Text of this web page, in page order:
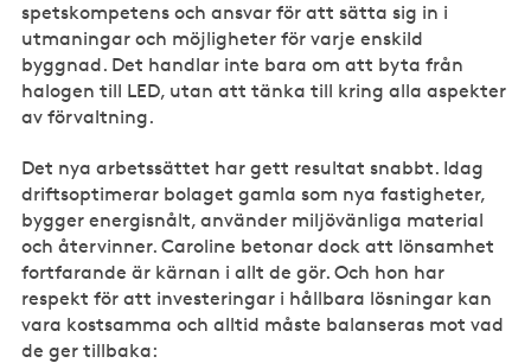
spetskompetens och ansvar för att sätta sig in i
utmaningar och möjligheter för varje enskild
byggnad. Det handlar inte bara om att byta från
halogen till LED, utan att tänka till kring alla aspekter
av förvaltning.
Det nya arbetssättet har gett resultat snabbt. Idag
driftsoptimerar bolaget gamla som nya fastigheter,
bygger energisnålt, använder miljövänliga material
och återvinner. Caroline betonar dock att lönsamhet
fortfarande är kärnan i allt de gör. Och hon har
respekt för att investeringar i hållbara lösningar kan
vara kostsamma och alltid måste balanseras mot vad
de ger tillbaka: